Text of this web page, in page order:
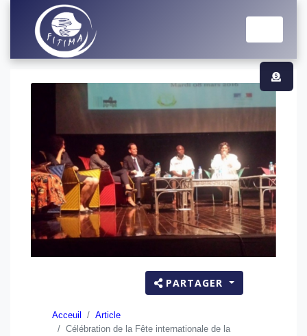
PARTAGER
Acceuil
Article
Célébration de la Fête internationale de la